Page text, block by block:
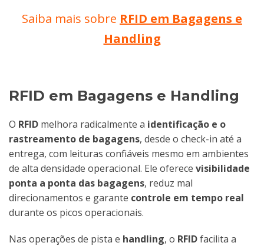
Saiba mais sobre RFID em Bagagens e
Handling
RFID em Bagagens e Handling
O RFID melhora radicalmente a identificação e o
rastreamento de bagagens, desde o check-in até a
entrega, com leituras confiáveis mesmo em ambientes
de alta densidade operacional. Ele oferece visibilidade
ponta a ponta das bagagens, reduz mal
direcionamentos e garante controle em tempo real
durante os picos operacionais.
Nas operações de pista e handling, o RFIDfacilita a